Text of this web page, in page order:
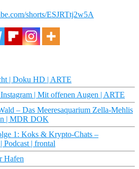
shorts/ESJRTtj2w5A
| Doku HD | ARTE
| Mit offenen Augen | ARTE
– Das Meeresaquarium Zella-Mehlis
| MDR DOK
1: Koks & Krypto-Chats –
Podcast | frontal
Hafen